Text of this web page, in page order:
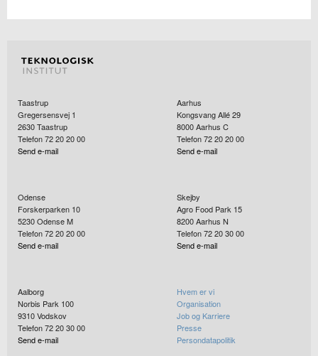
Taastrup
Gregersensvej 1
2630Taastrup
Telefon 72 20 20 00
Send e-mail
Aarhus
Kongsvang Allé 29
8000Aarhus C
Telefon 72 20 20 00
Send e-mail
Odense
Forskerparken 10
5230Odense M
Telefon 72 20 20 00
Send e-mail
Skejby
Agro Food Park 15
8200Aarhus N
Telefon 72 20 30 00
Send e-mail
Aalborg
Norbis Park 100
9310Vodskov
Telefon 72 20 30 00
Send e-mail
Hvem er vi
Organisation
Job og Karriere
Presse
Persondatapolitik